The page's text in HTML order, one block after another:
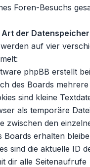
Foren-Besuchs
Art der
auf vier
phpBB erstellt bei
des Boards mehrere
sind kleine
als temporäre
zwischen den
Boards erhalten
sind die aktuelle ID
dir alle Seitenaufrufe